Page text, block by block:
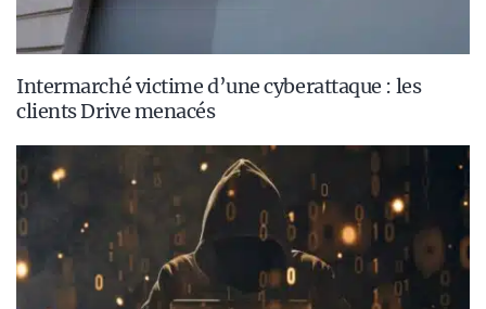
Intermarché victime d’une cyberattaque : les
clients Drive menacés